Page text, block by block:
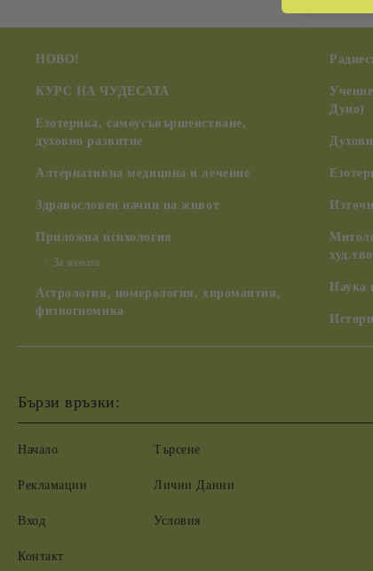
НОВО!
КУРС НА ЧУДЕСАТА
Езотерика, самоусъвършенстване,
духовно развитие
Алтернативна медицина и лечение
Здравословен начин на живот
Приложна психология
За жената
Астрология, номерология, хиромантия,
физиогномика
Дуно)
Наука
Бързи връзки:
Начало
Рекламации
Вход
Контакт
Търсене
Лични Данни
Условия